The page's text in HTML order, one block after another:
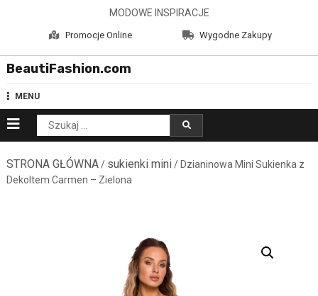
MODOWE INSPIRACJE
Promocje Online Wygodne Zakupy
BeautiFashion.com
MENU
Szukaj:
STRONA GŁÓWNA/ sukienki mini/ Dzianinowa Mini Sukienka z
Dekoltem Carmen – Zielona